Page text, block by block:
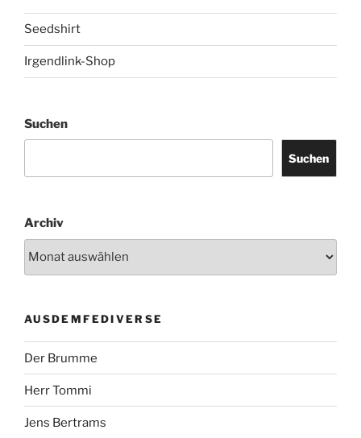
Seedshirt
Irgendlink-Shop
Suchen
Suchen
Archiv
AUSDEMFEDIVERSE
Der Brumme
Herr Tommi
Jens Bertrams